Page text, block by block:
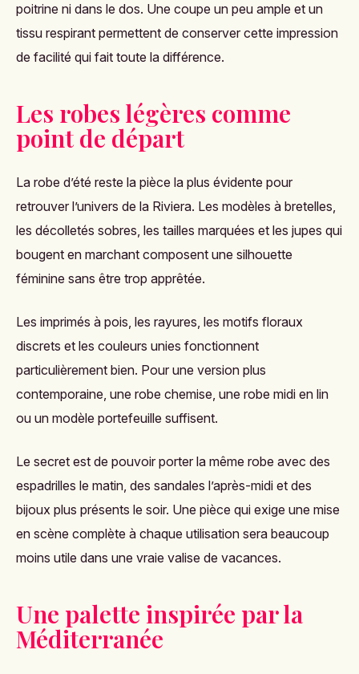
poitrine ni dans le dos. Une coupe un peu ample et un
tissu respirant permettent de conserver cette impression
de facilité qui fait toute la différence.
Les robes légères comme
point de départ
La robe d’été reste la pièce la plus évidente pour
retrouver l’univers de la Riviera. Les modèles à bretelles,
les décolletés sobres, les tailles marquées et les jupes qui
bougent en marchant composent une silhouette
féminine sans être trop apprêtée.
Les imprimés à pois, les rayures, les motifs floraux
discrets et les couleurs unies fonctionnent
particulièrement bien. Pour une version plus
contemporaine, une robe chemise, une robe midi en lin
ou un modèle portefeuille suffisent.
Le secret est de pouvoir porter la même robe avec des
espadrilles le matin, des sandales l’après-midi et des
bijoux plus présents le soir. Une pièce qui exige une mise
en scène complète à chaque utilisation sera beaucoup
moins utile dans une vraie valise de vacances.
Une palette inspirée par la
Méditerranée